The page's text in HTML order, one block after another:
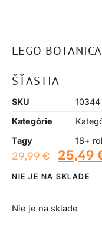
LEGO
ŠŤASTIA
SKU
10344
Kategórie
Tagy
18+
29,99€ 25,49
NIE JE NA SKLADE
Nie je na sklade